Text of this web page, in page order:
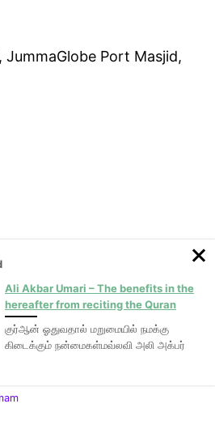
Port Masjid,
Islamic Lectures
tamil bayans
Ali Akbar Umari – The benefits in the
hereafter from reciting the Quran
குர்ஆன் ஓதுவதால் மறுமையில் நமக்கு
கிடைக்கும் நன்மைகள்மவ்லவி அலி அக்பர்